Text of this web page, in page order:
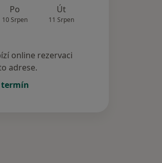
Po
10 Srpen
Út
11 Srpen
online rezervaci
adrese.
termín